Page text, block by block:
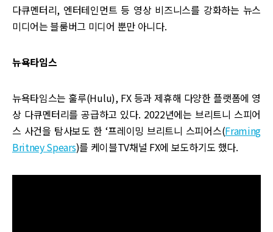
다큐멘터리, 엔터테인먼트 등 영상 비즈니스를 강화하는 뉴스
미디어는 블룸버그 미디어 뿐만 아니다.
뉴욕타임스
뉴욕타임스는 훌루(Hulu), FX 등과 제휴해 다양한 플랫폼에 영
상 다큐멘터리를 공급하고 있다. 2022년에는 브리트니 스피어
스 사건을 탐사보도 한 ‘프레이밍 브리트니 스피어스(Framing
Britney Spears)를 케이블TV채널 FX에 보도하기도 했다.